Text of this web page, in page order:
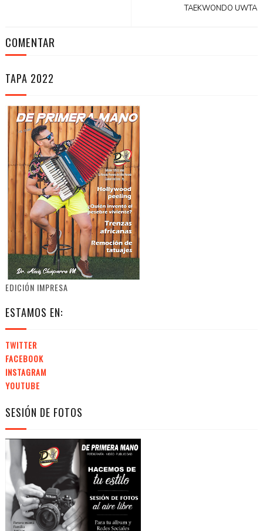
TAEKWONDO UWTA
COMENTAR
TAPA 2022
EDICIÓN IMPRESA
ESTAMOS EN:
TWITTER
FACEBOOK
INSTAGRAM
YOUTUBE
SESIÓN DE FOTOS